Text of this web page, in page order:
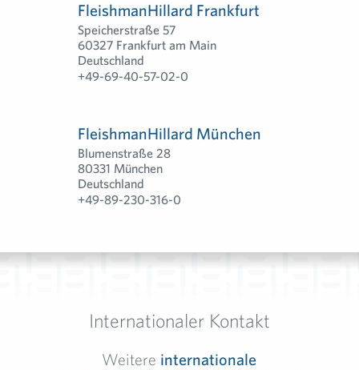
FleishmanHillard Frankfurt
Speicherstraße 57
60327 Frankfurt am Main
Deutschland
+49-69-40-57-02-0
FleishmanHillard München
Blumenstraße 28
80331 München
Deutschland
+49-89-230-316-0
Internationaler Kontakt
Weitere internationale